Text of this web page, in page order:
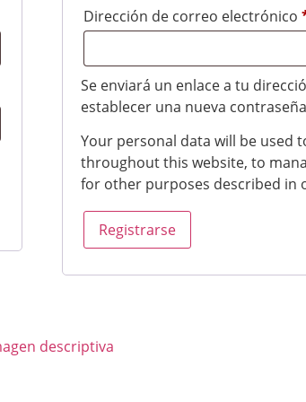
Dirección de correo electrónico
Se enviará un enlace a tu
establecer una nueva
Your personal data will be used
throughout this website, to
for other purposes described in
Registrarse